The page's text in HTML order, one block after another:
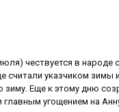
чествуется в народе
указчиком зимы
зиму. Еще к этому дню
главным угощением на